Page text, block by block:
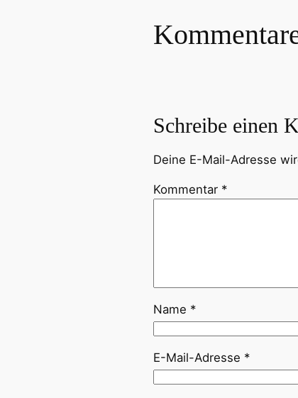
Schreibe einen
Deine E-Mail-Adresse
Kommentar *
Name *
E-Mail-Adresse *